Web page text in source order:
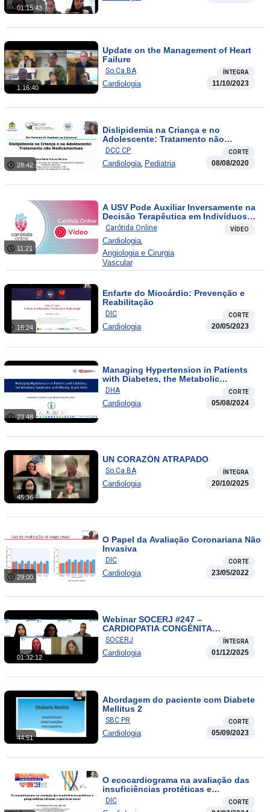
01:15:43
1:16:40
Update on the Management of Heart
Failure
So.Ca.BA ÍNTEGRA
Cardiologia 11/10/2023
28:42
Dislipidemia na Criança e no
Adolescente: Tratamento não
Medicamentoso
DCC CP CORTE
Cardiologia, Pediatria 08/08/2020
11:21
A USV Pode Auxiliar Inversamente na
Decisão Terapêutica em Indivíduos
Limítrofes?
Carótida Online VÍDEO
Cardiologia,
Angiologia e Cirurgia
Vascular
16:24
Enfarte do Miocárdio: Prevenção e
Reabilitação
DIC CORTE
Cardiologia 20/05/2023
23:48
Managing Hypertension in Patients
with Diabetes, the Metabolic
Syndrome, and Obesity: Quick Hints
DHA CORTE
Cardiologia 05/08/2024
45:36
UN CORAZÓN ATRAPADO
So.Ca.BA ÍNTEGRA
Cardiologia 20/10/2025
29:00
O Papel da Avaliação Coronariana Não
Invasiva
DIC CORTE
Cardiologia 23/05/2022
01:32:12
Webinar SOCERJ #247 –
CARDIOPATIA CONGÊNITA
COMPLEXA: cuidados, desafios e
perspectivas
SOCERJ ÍNTEGRA
Cardiologia 01/12/2025
44:51
Abordagem do paciente com Diabete
Mellitus 2
SBC PR CORTE
Cardiologia 05/09/2023
O ecocardiograma na avaliação das
insuficiências protéticas e
paraprotéticas valvares: o que há de
novo?
DIC CORTE